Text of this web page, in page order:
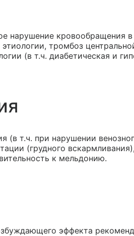
нарушение кровообращения
тромбоз
(в т.ч. диабетическая и
(в т.ч. при нарушении
(грудного
к мельдонию.
эффекта